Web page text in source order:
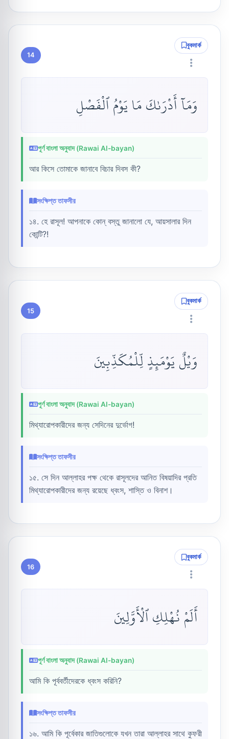
14
বুকমার্ক
وَمَآ أَدْرَىٰكَ مَا يَوْمُ ٱلْفَصْلِ
পূর্ণ বাংলা অনুবাদ (Rawai Al-bayan)
আর কিসে তোমাকে জানাবে বিচার দিবস কী?
সংক্ষিপ্ত তাফসীর
১৪. হে রাসূল! আপনাকে কোন্ বস্তু জানালো যে, আয়সালার দিন
কোন্টি?!
15
বুকমার্ক
وَيْلٌ يَوْمَئِذٍ لِّلْمُكَذِّبِينَ
পূর্ণ বাংলা অনুবাদ (Rawai Al-bayan)
মিথ্যারোপকারীদের জন্য সেদিনের দুর্ভোগ!
সংক্ষিপ্ত তাফসীর
১৫. সে দিন আল্লাহর পক্ষ থেকে রাসূলদের আনিত বিষয়াদির প্রতি
মিথ্যারোপকারীদের জন্য রয়েছে ধ্বংস, শাস্তি ও বিনাশ।
16
বুকমার্ক
أَلَمْ نُهْلِكِ ٱلْأَوَّلِينَ
পূর্ণ বাংলা অনুবাদ (Rawai Al-bayan)
আমি কি পূর্ববর্তীদেরকে ধ্বংস করিনি?
সংক্ষিপ্ত তাফসীর
১৬. আমি কি পূর্বেকার জাতিগুলোকে যখন তারা আল্লাহর সাথে কুফরী